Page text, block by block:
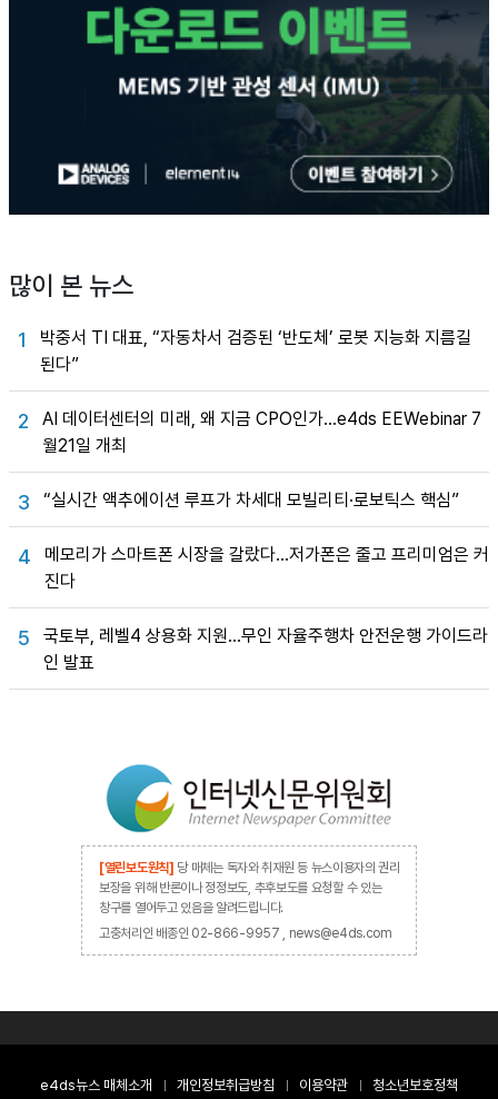
많이 본 뉴스
1
박중서 TI 대표, “자동차서 검증된 ‘반도체’ 로봇 지능화 지름길
된다”
2
AI 데이터센터의 미래, 왜 지금 CPO인가…e4ds EEWebinar 7
월21일 개최
3 “실시간 액추에이션 루프가 차세대 모빌리티·로보틱스 핵심”
4
메모리가 스마트폰 시장을 갈랐다…저가폰은 줄고 프리미엄은 커
진다
5
국토부, 레벨4 상용화 지원…무인 자율주행차 안전운행 가이드라
인 발표
[열린보도원칙] 당 매체는 독자와 취재원 등 뉴스이용자의 권리
보장을 위해 반론이나 정정보도, 추후보도를 요청할 수 있는
창구를 열어두고 있음을 알려드립니다.
고충처리인 배종인 02-866-9957 , news@e4ds.com
e4ds뉴스 매체소개 개인정보취급방침 이용약관 청소년보호정책